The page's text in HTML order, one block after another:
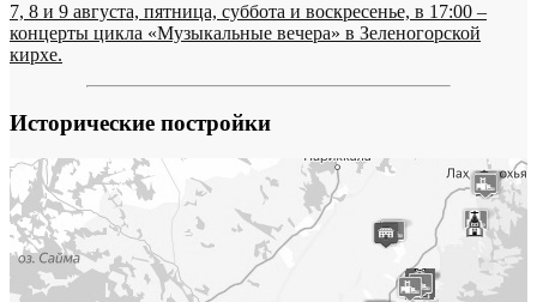
7, 8 и 9 августа, пятница, суббота и воскресенье, в 17:00 –
концерты цикла «Музыкальные вечера» в Зеленогорской
кирхе.
Исторические постройки